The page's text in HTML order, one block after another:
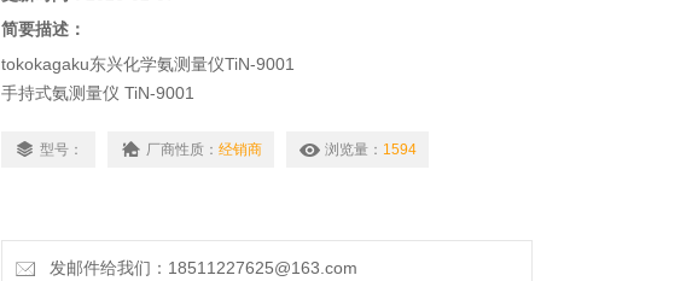
简要描述：
tokokagaku东兴化学氨测量仪TiN-9001
手持式氨测量仪 TiN-9001
GLP 和 HACCP 兼容
型号： 厂商性质： 经销商 浏览量： 1594
发邮件给我们：18511227625@163.com